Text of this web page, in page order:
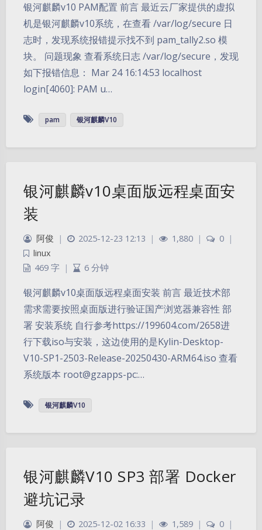
银河麒麟v10 PAM配置 前言 最近云厂家提供的虚拟
机是银河麒麟v10系统，在查看 /var/log/secure 日
志时，发现系统报错提示找不到 pam_tally2.so 模
块。 问题现象 查看系统日志 /var/log/secure，发现
如下报错信息： Mar 24 16:14:53 localhost
login[4060]: PAM u…
pam 银河麒麟V10
银河麒麟v10桌面版远程桌面安
装
阿俊 | 2025-12-23 12:13 | 1,880 | 0 |
linux
469 字 | 6 分钟
银河麒麟v10桌面版远程桌面安装 前言 最近技术部
需求需要按照桌面版进行验证国产浏览器兼容性 部
署 安装系统 自行参考https://199604.com/2658进
行下载iso与安装，这边使用的是Kylin-Desktop-
V10-SP1-2503-Release-20250430-ARM64.iso 查看
系统版本 root@gzapps-pc:…
银河麒麟V10
银河麒麟V10 SP3 部署 Docker
避坑记录
阿俊 | 2025-12-02 16:33 | 1,589 | 0 |